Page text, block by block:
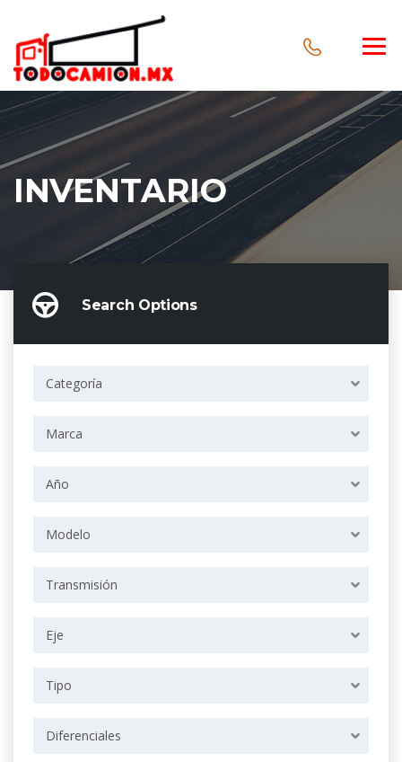
INVENTARIO
Search Options
Categoría
Marca
Año
Modelo
Transmisión
Eje
Tipo
Diferenciales